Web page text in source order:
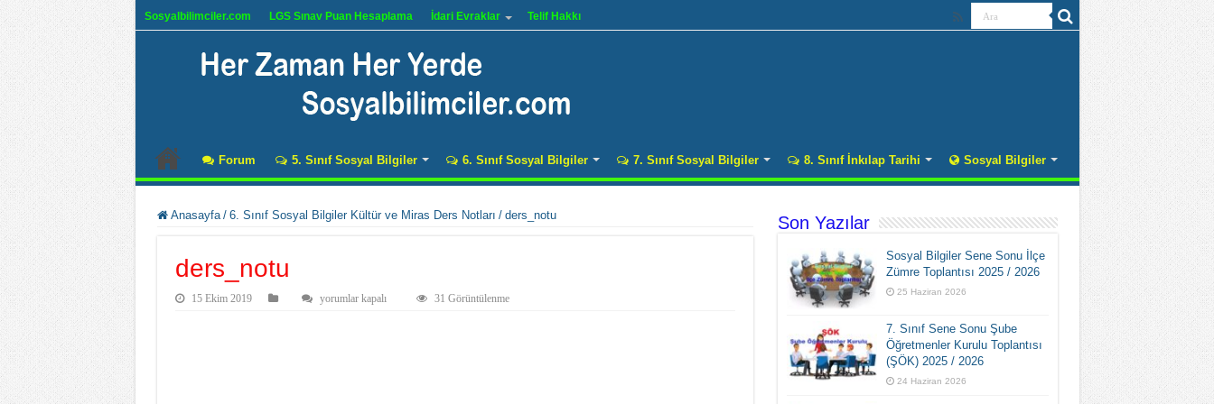
Sosyalbilimciler.com LGS Sınav Puan Hesaplama İdari Evraklar Telif Hakkı
Forum 5. Sınıf Sosyal Bilgiler 6. Sınıf Sosyal Bilgiler 7. Sınıf Sosyal Bilgiler 8. Sınıf İnkılap Tarihi Sosyal Bilgiler
Anasayfa / 6. Sınıf Sosyal Bilgiler Kültür ve Miras Ders Notları / ders_notu
ders_notu
15 Ekim 2019
ders_notu
yorumlar kapalı 31 Görüntülenme
Son Yazılar
Sosyal Bilgiler Sene Sonu İlçe
Zümre Toplantısı 2025 / 2026
25 Haziran 2026
7. Sınıf Sene Sonu Şube
Öğretmenler Kurulu Toplantısı
(ŞÖK) 2025 / 2026
24 Haziran 2026